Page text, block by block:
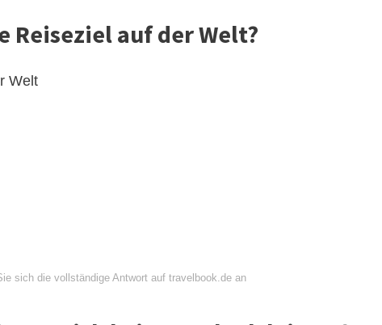
Reiseziel auf der Welt?
Welt
sich die vollständige Antwort auf travelbook.de an